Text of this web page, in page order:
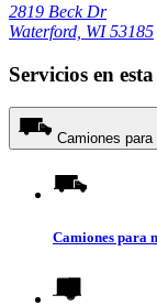
2819 Beck Dr
Waterford, WI 53185
Servicios en
Camiones para
Camiones para